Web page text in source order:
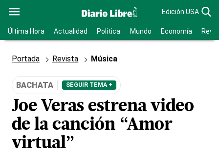
Edición USA
Última Hora Actualidad Política Mundo Economía
Portada Revista Música
BACHATA SEGUIR TEMA +
Joe Veras estrena video
de la canción “Amor
virtual”